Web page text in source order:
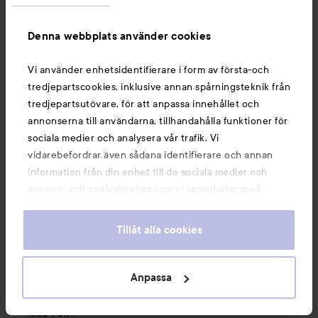
Denna webbplats använder cookies
Vi använder enhetsidentifierare i form av första-och
tredjepartscookies, inklusive annan spårningsteknik från
tredjepartsutövare, för att anpassa innehållet och
annonserna till användarna, tillhandahålla funktioner för
sociala medier och analysera vår trafik. Vi
vidarebefordrar även sådana identifierare och annan
information från din enhet till de sociala medier och
annons- och analysföretag som vi samarbetar med.
information som du har tillhandahållit eller som de har
våra cookies vid fortsatt användande av vår webbplats.
För information om hur du kan ändra inställningarna för
Tillåt alla cookies
Anpassa
Men varför parfymera dom?
1 PRODUKT I INLÄGGET KANONBRA VARDAGSFÄRGER
MED FUKT